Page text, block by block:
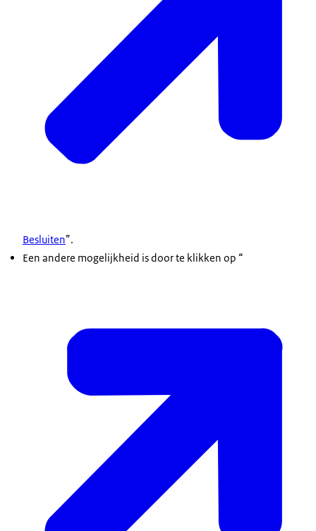
Besluiten”.
Een andere mogelijkheid is door te klikken op “